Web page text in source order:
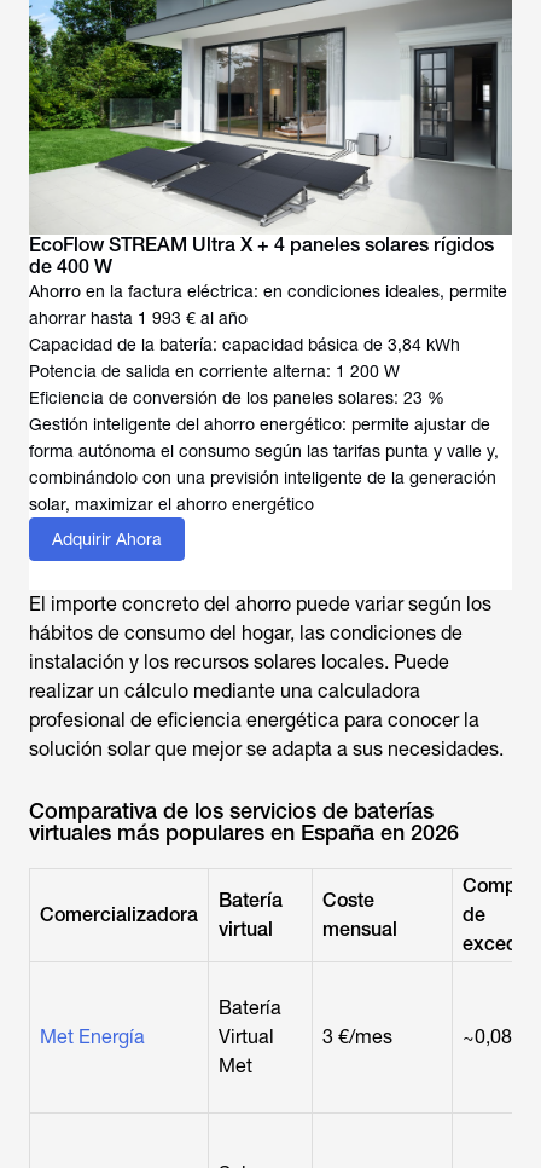
EcoFlow STREAM Ultra X + 4 paneles solares rígidos
de 400 W
Ahorro en la factura eléctrica: en condiciones ideales, permite
ahorrar hasta 1 993 € al año
Capacidad de la batería: capacidad básica de 3,84 kWh
Potencia de salida en corriente alterna: 1 200 W
Eficiencia de conversión de los paneles solares: 23 %
Gestión inteligente del ahorro energético: permite ajustar de
forma autónoma el consumo según las tarifas punta y valle y,
combinándolo con una previsión inteligente de la generación
solar, maximizar el ahorro energético
Adquirir Ahora
El importe concreto del ahorro puede variar según los
hábitos de consumo del hogar, las condiciones de
instalación y los recursos solares locales. Puede
realizar un cálculo mediante una calculadora
profesional de eficiencia energética para conocer la
solución solar que mejor se adapta a sus necesidades.
Comparativa de los servicios de baterías
virtuales más populares en España en 2026
Comercializadora
Batería
virtual
Coste
mensual
de
Met Energía
Batería
Virtual
Met
3 €/mes ~0,08 €/